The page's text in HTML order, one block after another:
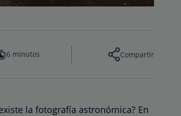
6 minutos Compartir
la fotografía astronómica? En